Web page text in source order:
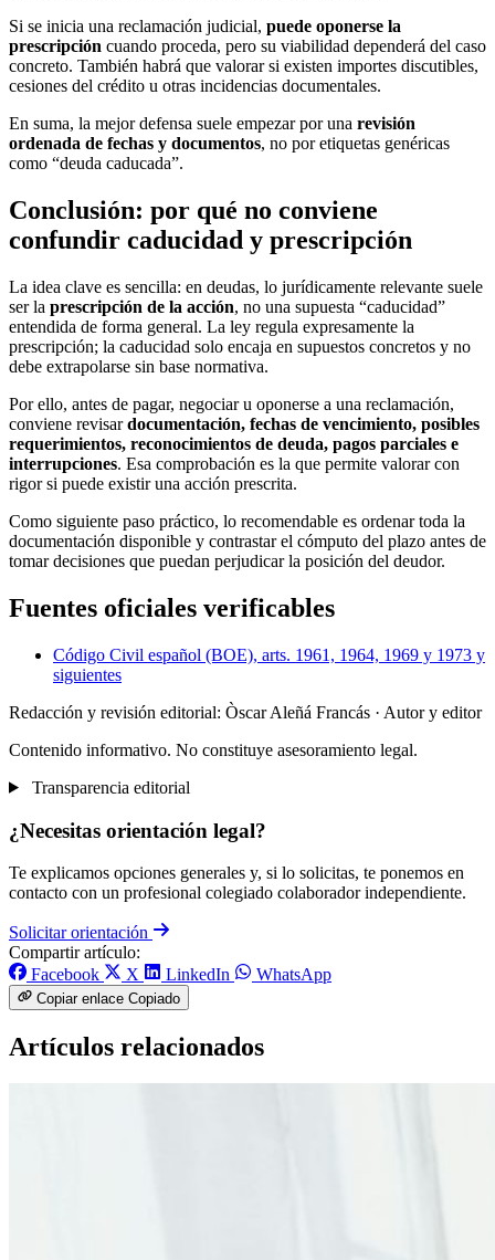
Si se inicia una reclamación judicial, puede oponerse la
prescripción cuando proceda, pero su viabilidad dependerá del caso
concreto. También habrá que valorar si existen importes discutibles,
cesiones del crédito u otras incidencias documentales.
En suma, la mejor defensa suele empezar por una revisión
ordenada de fechas y documentos, no por etiquetas genéricas
como “deuda caducada”.
Conclusión: por qué no conviene
confundir caducidad y prescripción
La idea clave es sencilla: en deudas, lo jurídicamente relevante suele
ser la prescripción de la acción, no una supuesta “caducidad”
entendida de forma general. La ley regula expresamente la
prescripción; la caducidad solo encaja en supuestos concretos y no
debe extrapolarse sin base normativa.
Por ello, antes de pagar, negociar u oponerse a una reclamación,
conviene revisardocumentación, fechas de vencimiento, posibles
requerimientos, reconocimientos de deuda, pagos parciales e
interrupciones. Esa comprobación es la que permite valorar con
rigor si puede existir una acción prescrita.
Como siguiente paso práctico, lo recomendable es ordenar toda la
documentación disponible y contrastar el cómputo del plazo antes de
tomar decisiones que puedan perjudicar la posición del deudor.
Fuentes oficiales verificables
Código Civil español (BOE), arts. 1961, 1964, 1969 y 1973 y
siguientes
Redacción y revisión editorial: Òscar Aleñá Francás · Autor y editor
Contenido informativo. No constituye asesoramiento legal.
Transparencia editorial
¿Necesitas orientación legal?
Te explicamos opciones generales y, si lo solicitas, te ponemos en
contacto con un profesional colegiado colaborador independiente.
Solicitar orientación
Compartir artículo:
Facebook
X LinkedIn WhatsApp
Copiar enlace Copiado
Artículos relacionados